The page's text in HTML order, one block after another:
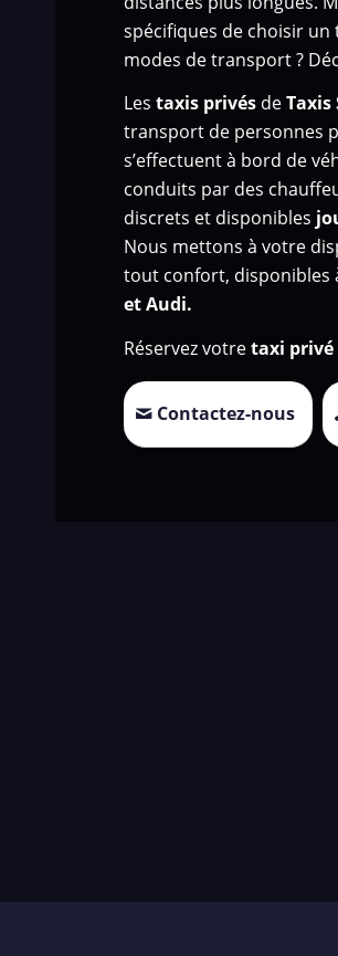
spécifiques de choisir un
modes de transport ?
Lestaxis privés deTaxis
transport de personnes
s’effectuent à bord de
conduits par des
discrets et disponibles
Nous mettons à votre
tout confort, disponibles
et Audi.
Réservez votretaxi privé
Contactez-nous